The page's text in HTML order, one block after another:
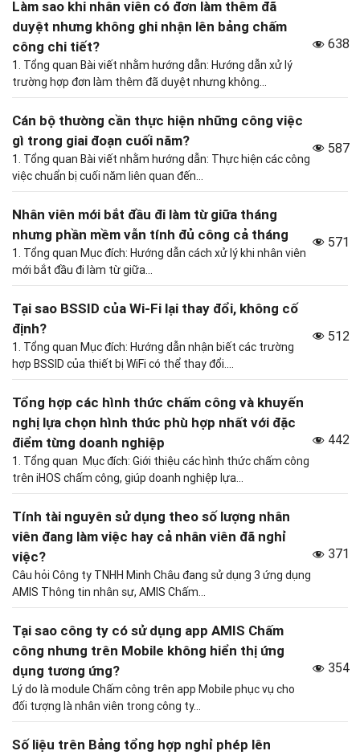
Làm sao khi nhân viên có đơn làm thêm đã
duyệt nhưng không ghi nhận lên bảng chấm
công chi tiết?
1. Tổng quan Bài viết nhằm hướng dẫn: Hướng dẫn xử lý
trường hợp đơn làm thêm đã duyệt nhưng không...
638
Cán bộ thường cần thực hiện những công việc
gì trong giai đoạn cuối năm?
1. Tổng quan Bài viết nhằm hướng dẫn: Thực hiện các công
việc chuẩn bị cuối năm liên quan đến...
587
Nhân viên mới bắt đầu đi làm từ giữa tháng
nhưng phần mềm vẫn tính đủ công cả tháng
1. Tổng quan Mục đích: Hướng dẫn cách xử lý khi nhân viên
mới bắt đầu đi làm từ giữa...
571
Tại sao BSSID của Wi-Fi lại thay đổi, không cố
định?
1. Tổng quan Mục đích: Hướng dẫn nhận biết các trường
hợp BSSID của thiết bị WiFi có thể thay đổi....
512
Tổng hợp các hình thức chấm công và khuyến
nghị lựa chọn hình thức phù hợp nhất với đặc
điểm từng doanh nghiệp
1. Tổng quan Mục đích: Giới thiệu các hình thức chấm công
trên iHOS chấm công, giúp doanh nghiệp lựa...
442
Tính tài nguyên sử dụng theo số lượng nhân
viên đang làm việc hay cả nhân viên đã nghỉ
việc?
Câu hỏi Công ty TNHH Minh Châu đang sử dụng 3 ứng dụng
AMIS Thông tin nhân sự, AMIS Chấm...
371
Tại sao công ty có sử dụng app AMIS Chấm
công nhưng trên Mobile không hiển thị ứng
dụng tương ứng?
Lý do là module Chấm công trên app Mobile phục vụ cho
đối tượng là nhân viên trong công ty...
354
Số liệu trên Bảng tổng hợp nghỉ phép lên